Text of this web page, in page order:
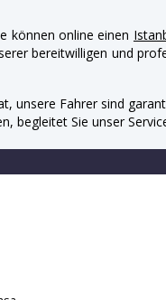
können online einen
bereitwilligen und
unsere Fahrer sind
begleitet Sie unser